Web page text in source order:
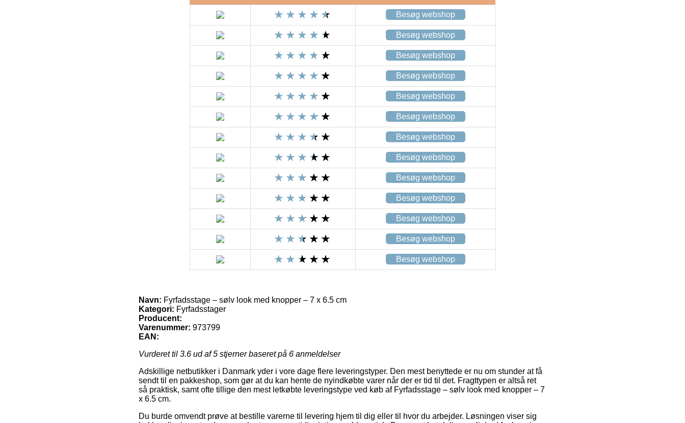
Besøg webshop
Besøg webshop
Besøg webshop
Besøg webshop
Besøg webshop
Besøg webshop
Besøg webshop
Besøg webshop
Besøg webshop
Besøg webshop
Besøg webshop
Besøg webshop
Besøg webshop
Navn: Fyrfadsstage – sølv look med knopper – 7 x 6.5 cm
Kategori: Fyrfadsstager
Producent:
Varenummer: 973799
EAN:
Vurderet til 3.6 ud af 5 stjerner baseret på 6 anmeldelser
Adskillige netbutikker i Danmark yder i vore dage flere leveringstyper. Den mest benyttede er nu om stunder at få
sendt til en pakkeshop, som gør at du kan hente de nyindkøbte varer når der er tid til det. Fragttypen er altså ret
så praktisk, samt ofte tillige den mest letkøbte leveringstype ved køb af Fyrfadsstage – sølv look med knopper – 7
x 6.5 cm.
Du burde omvendt prøve at bestille varerne til levering hjem til dig eller til hvor du arbejder. Løsningen viser sig